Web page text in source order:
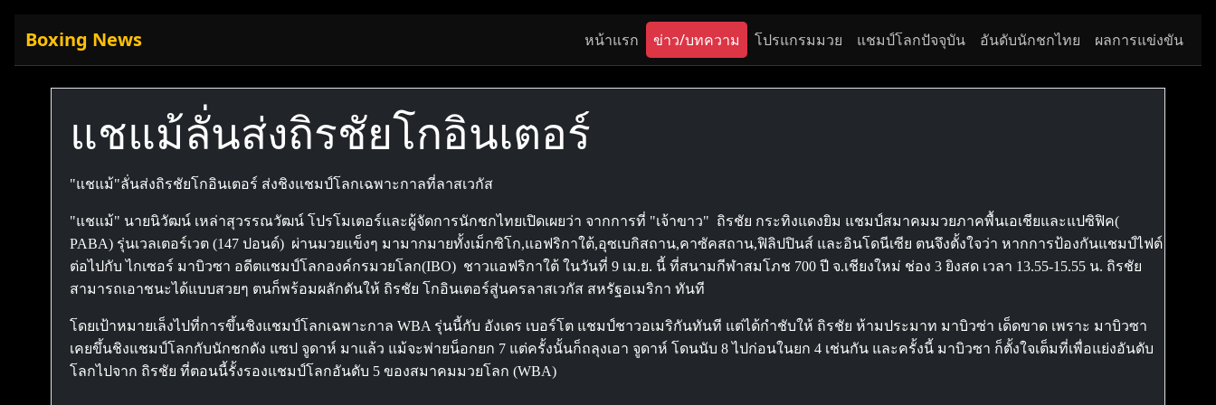
Boxing News หน้าแรก ข่าว/บทความ โปรแกรมมวย แชมป์โลกปัจจุบัน อันดับนักชกไทย ผลการแข่งขัน
แชแม้ลั่นส่งถิรชัยโกอินเตอร์
"แชแม้"ลั่นส่งถิรชัยโกอินเตอร์ ส่งชิงแชมป์โลกเฉพาะกาลที่ลาสเวกัส
"แชแม้" นายนิวัฒน์ เหล่าสุวรรณวัฒน์ โปรโมเตอร์และผู้จัดการนักชกไทยเปิดเผยว่า จากการที่ "เจ้าขาว" ถิรชัย กระทิงแดงยิม แชมป์สมาคมมวยภาคพื้นเอเชียและแปซิฟิค(
PABA) รุ่นเวลเตอร์เวต (147 ปอนด์) ผ่านมวยแข็งๆ มามากมายทั้งเม็กซิโก,แอฟริกาใต้,อุซเบกิสถาน,คาซัคสถาน,ฟิลิปปินส์ และอินโดนีเซีย ตนจึงตั้งใจว่า หากการป้องกันแชมป์ไฟต์
ต่อไปกับ ไกเซอร์ มาบิวซา อดีตแชมป์โลกองค์กรมวยโลก(IBO) ชาวแอฟริกาใต้ ในวันที่ 9 เม.ย. นี้ ที่สนามกีฬาสมโภช 700 ปี จ.เชียงใหม่ ช่อง 3 ยิงสด เวลา 13.55-15.55 น. ถิรชัย
สามารถเอาชนะได้แบบสวยๆ ตนก็พร้อมผลักดันให้ ถิรชัย โกอินเตอร์สู่นครลาสเวกัส สหรัฐอเมริกา ทันที
โดยเป้าหมายเล็งไปที่การขึ้นชิงแชมป์โลกเฉพาะกาล WBA รุ่นนี้กับ อังเดร เบอร์โต แชมป์ชาวอเมริกันทันที แต่ได้กำชับให้ ถิรชัย ห้ามประมาท มาบิวซ่า เด็ดขาด เพราะ มาบิวซา
เคยขึ้นชิงแชมป์โลกกับนักชกดัง แซป จูดาห์ มาแล้ว แม้จะพ่ายน็อกยก 7 แต่ครั้งนั้นก็ถลุงเอา จูดาห์ โดนนับ 8 ไปก่อนในยก 4 เช่นกัน และครั้งนี้ มาบิวซา ก็ตั้งใจเต็มที่เพื่อแย่งอันดับ
โลกไปจาก ถิรชัย ที่ตอนนี้รั้งรองแชมป์โลกอันดับ 5 ของสมาคมมวยโลก (WBA)